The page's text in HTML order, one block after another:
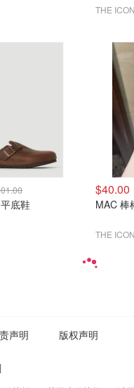
THE
底鞋
$40.00
MAC 棒
THE
声明 版权声明
|